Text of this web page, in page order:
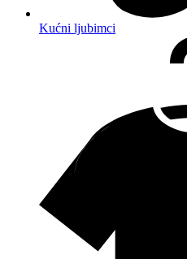
Kućni ljubimci